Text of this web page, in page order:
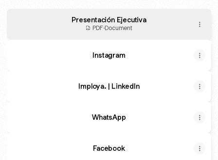
Presentación Ejecutiva
PDF·Document
Instagram
Imploya. | LinkedIn
WhatsApp
Facebook